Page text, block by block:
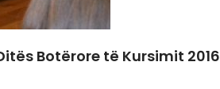
Botërore të Kursimit 2016